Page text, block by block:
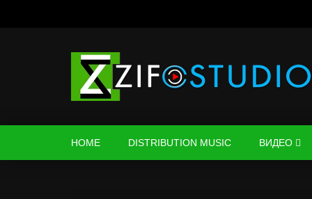
HOME DISTRIBUTION MUSIC ВИДЕО